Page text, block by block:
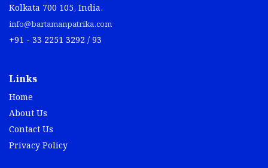
Kolkata 700 105, India.
info@bartamanpatrika.com
+91 - 33 2251 3292 / 93
Links
Home
About Us
Contact Us
Privacy Policy